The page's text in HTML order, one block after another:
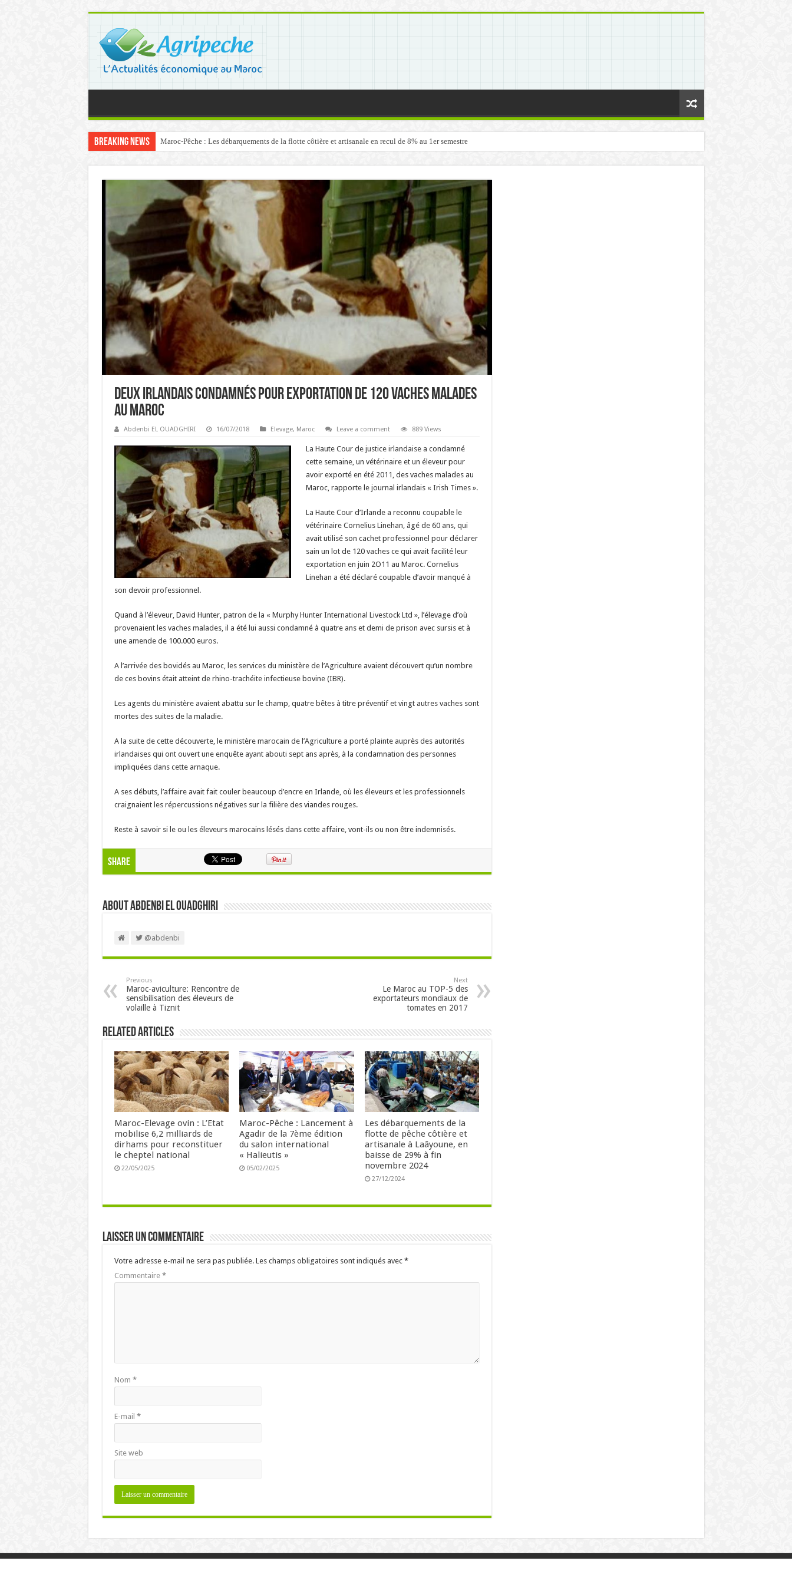
Breaking News Maroc-Pêche : Les débarquements de la flotte côtière et artisanale en recul de 8% au 1er semestre
Deux Irlandais condamnés pour exportation de 120 vaches malades
au Maroc
Abdenbi EL OUADGHIRI 16/07/2018 Elevage, Maroc Leave a comment 889 Views
La Haute Cour de justice irlandaise a condamné
cette semaine, un vétérinaire et un éleveur pour
avoir exporté en été 2011, des vaches malades au
Maroc, rapporte le journal irlandais « Irish Times ».
La Haute Cour d’Irlande a reconnu coupable le
vétérinaire Cornelius Linehan, âgé de 60 ans, qui
avait utilisé son cachet professionnel pour déclarer
sain un lot de 120 vaches ce qui avait facilité leur
exportation en juin 2O11 au Maroc. Cornelius
Linehan a été déclaré coupable d’avoir manqué à
son devoir professionnel.
Quand à l’éleveur, David Hunter, patron de la « Murphy Hunter International Livestock Ltd », l’élevage d’où
provenaient les vaches malades, il a été lui aussi condamné à quatre ans et demi de prison avec sursis et à
une amende de 100.000 euros.
A l’arrivée des bovidés au Maroc, les services du ministère de l’Agriculture avaient découvert qu’un nombre
de ces bovins était atteint de rhino-trachéite infectieuse bovine (IBR).
Les agents du ministère avaient abattu sur le champ, quatre bêtes à titre préventif et vingt autres vaches sont
mortes des suites de la maladie.
A la suite de cette découverte, le ministère marocain de l’Agriculture a porté plainte auprès des autorités
irlandaises qui ont ouvert une enquête ayant abouti sept ans après, à la condamnation des personnes
impliquées dans cette arnaque.
A ses débuts, l’affaire avait fait couler beaucoup d’encre en Irlande, où les éleveurs et les professionnels
craignaient les répercussions négatives sur la filière des viandes rouges.
Reste à savoir si le ou les éleveurs marocains lésés dans cette affaire, vont-ils ou non être indemnisés.
Share
About Abdenbi EL OUADGHIRI
@abdenbi
Previous
Maroc-aviculture: Rencontre de
sensibilisation des éleveurs de
volaille à Tiznit
Next
Le Maroc au TOP-5 des
exportateurs mondiaux de
tomates en 2017
Related Articles
Maroc-Elevage ovin : L’Etat
mobilise 6,2 milliards de
dirhams pour reconstituer
le cheptel national
22/05/2025
Maroc-Pêche : Lancement à
Agadir de la 7ème édition
du salon international
« Halieutis »
05/02/2025
Les débarquements de la
flotte de pêche côtière et
artisanale à Laâyoune, en
baisse de 29% à fin
novembre 2024
27/12/2024
Laisser un commentaire
Votre adresse e-mail ne sera pas publiée. Les champs obligatoires sont indiqués avec *
Commentaire *
Nom *
E-mail *
Site web